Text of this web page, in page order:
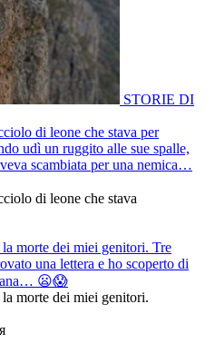
STORIE DI
di leone che stava per
udì un ruggito alle sue spalle,
scambiata per una nemica…
di leone che stava
morte dei miei genitori. Tre
una lettera e ho scoperto di
😦😱
morte dei miei genitori.